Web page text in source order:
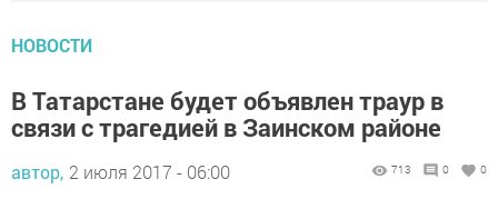
НОВОСТИ
В Татарстане будет объявлен траур в
связи с трагедией в Заинском районе
автор, 2 июля 2017 - 06:00 713 0 0